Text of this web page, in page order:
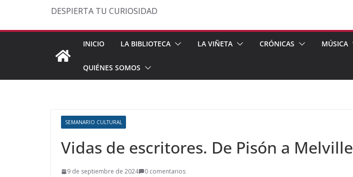
DESPIERTA TU CURIOSIDAD
INICIO LA BIBLIOTECA LA VIÑETA CRÓNICAS MÚSICA
QUIÉNES SOMOS
SEMANARIO CULTURAL
Vidas de escritores. De Pisón a Melville
9 de septiembre de 2024
0 comentarios